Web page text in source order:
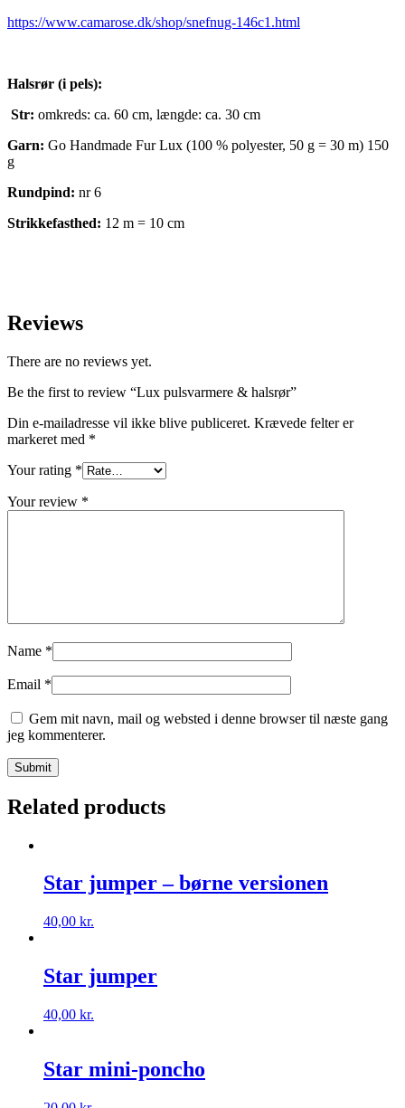
https://www.camarose.dk/shop/snefnug-146c1.html
Halsrør (i pels):
Str: omkreds: ca. 60 cm, længde: ca. 30 cm
Garn: Go Handmade Fur Lux (100 % polyester, 50 g = 30 m) 150
g
Rundpind: nr 6
Strikkefasthed: 12 m = 10 cm
Reviews
There are no reviews yet.
Be the first to review “Lux pulsvarmere & halsrør”
Din e-mailadresse vil ikke blive publiceret. Krævede felter er
markeret med *
Your rating *
Your review *
Name *
Email *
Gem mit navn, mail og websted i denne browser til næste gang
jeg kommenterer.
Related products
Star jumper – børne versionen
40,00 kr.
Star jumper
40,00 kr.
Star mini-poncho